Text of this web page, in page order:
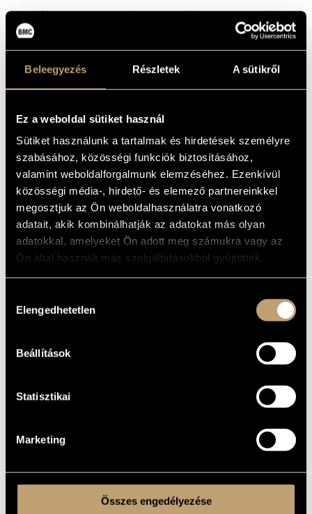
Beleegyezés Részletek A sütikről
Ez a weboldal sütiket használ
Sütiket használunk a tartalmak és hirdetések személyre
szabásához, közösségi funkciók biztosításához,
valamint weboldalforgalmunk elemzéséhez. Ezenkívül
közösségi média-, hirdető- és elemező partnereinkkel
megosztjuk az Ön weboldalhasználatra vonatkozó
adatait, akik kombinálhatják az adatokat más olyan
adatokkal, amelyeket Ön adott meg számukra vagy az
Ön által használt más szolgáltatásokból gyűjtöttek.
kiválasztása
Elengedhetetlen
Beállítások
Statisztikai
Marketing
Összes engedélyezése
Turi Gábor -Magyar Nemzet (label feature) (hu)
15EUR ADD TO CART
01
7:11
6:04
04 Brilliant Steps 5:56
The Cat and the Moon